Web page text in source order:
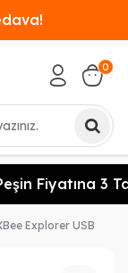
0
Fiyatına 3
Explorer USB